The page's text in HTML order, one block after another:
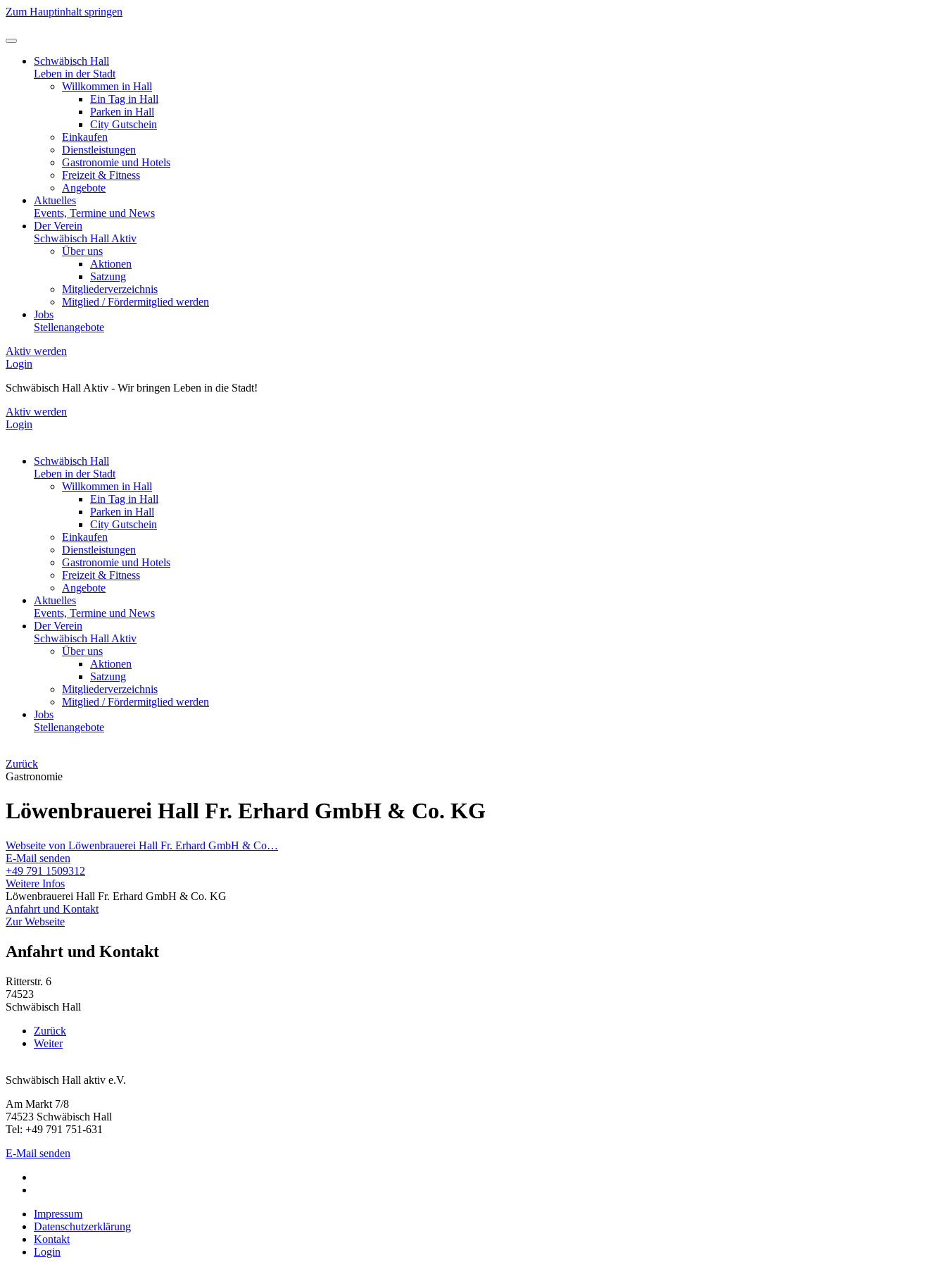
Zum Hauptinhalt springen
Schwäbisch Hall
Leben in der Stadt
Willkommen in Hall
Ein Tag in Hall
Parken in Hall
City Gutschein
Einkaufen
Dienstleistungen
Gastronomie und Hotels
Freizeit & Fitness
Angebote
Aktuelles
Events, Termine und News
Der Verein
Schwäbisch Hall Aktiv
Über uns
Aktionen
Satzung
Mitgliederverzeichnis
Mitglied / Fördermitglied werden
Jobs
Stellenangebote
Aktiv werden
Login
Schwäbisch Hall Aktiv - Wir bringen Leben in die Stadt!
Aktiv werden
Login
Schwäbisch Hall
Leben in der Stadt
Willkommen in Hall
Ein Tag in Hall
Parken in Hall
City Gutschein
Einkaufen
Dienstleistungen
Gastronomie und Hotels
Freizeit & Fitness
Angebote
Aktuelles
Events, Termine und News
Der Verein
Schwäbisch Hall Aktiv
Über uns
Aktionen
Satzung
Mitgliederverzeichnis
Mitglied / Fördermitglied werden
Jobs
Stellenangebote
Zurück
Gastronomie
Löwenbrauerei Hall Fr. Erhard GmbH & Co. KG
Webseite von Löwenbrauerei Hall Fr. Erhard GmbH & Co…
E-Mail senden
+49 791 1509312
Weitere Infos
Löwenbrauerei Hall Fr. Erhard GmbH & Co. KG
Anfahrt und Kontakt
Zur Webseite
Anfahrt und Kontakt
Ritterstr. 6
74523
Schwäbisch Hall
Zurück
Weiter
Schwäbisch Hall aktiv e.V.
Am Markt 7/8
74523 Schwäbisch Hall
Tel: +49 791 751-631
E-Mail senden
Impressum
Datenschutzerklärung
Kontakt
Login